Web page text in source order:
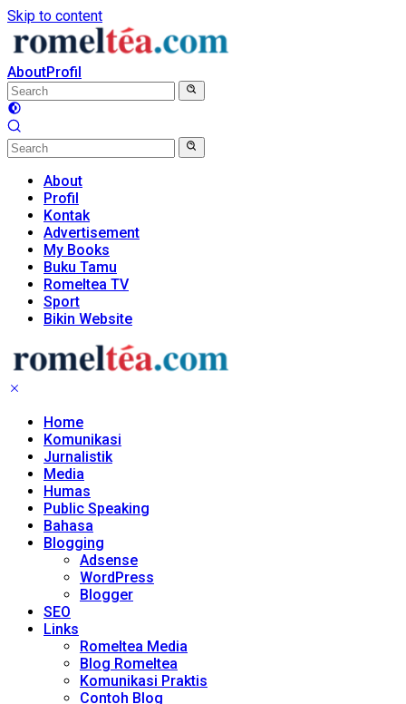
Skip to content
AboutProfil
About
Profil
Kontak
Advertisement
My Books
Buku Tamu
Romeltea TV
Sport
Bikin Website
Home
Komunikasi
Jurnalistik
Media
Humas
Public Speaking
Bahasa
Blogging
Adsense
WordPress
Blogger
SEO
Links
Romeltea Media
Blog Romeltea
Komunikasi Praktis
Contoh Blog